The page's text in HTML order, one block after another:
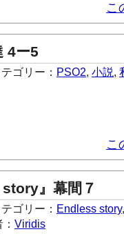
こ
4ー5
ゴリー： PSO2, 小説,
こ
』幕間７
ゴリー： Endless story
Viridis